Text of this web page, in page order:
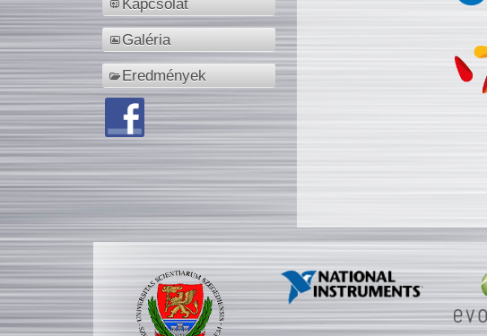
Kapcsolat
Galéria
Eredmények